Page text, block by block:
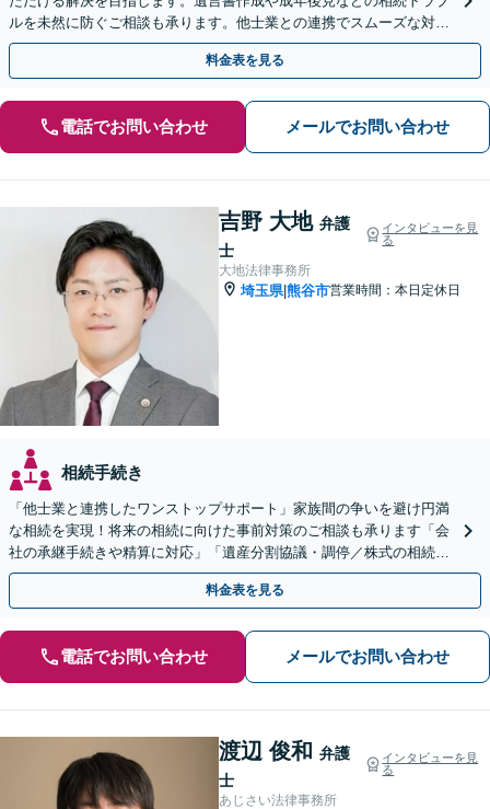
ルを未然に防ぐご相談も承ります。他士業との連携でスムーズな対処
が可能です
料金表を見る
電話でお問い合わせ メールでお問い合わせ
吉野 大地 弁護
士
インタビューを見
る
大地法律事務所
埼玉県|熊谷市営業時間：本日定休日
相続手続き
「他士業と連携したワンストップサポート」家族間の争いを避け円満
な相続を実現！将来の相続に向けた事前対策のご相談も承ります「会
社の承継手続きや精算に対応」「遺産分割協議・調停／株式の相続／
使い込み／成年後見／遺言書作成など」
料金表を見る
電話でお問い合わせ メールでお問い合わせ
渡辺 俊和 弁護
士
インタビューを見
る
あじさい法律事務所